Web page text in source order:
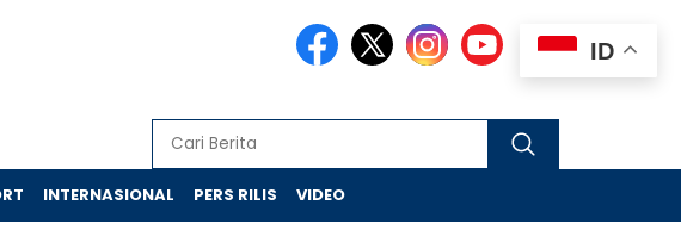
INTERNASIONAL PERS RILIS VIDEO
ID